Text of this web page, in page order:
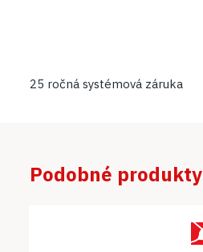
25 ročná systémová záruka
Podobné produkty